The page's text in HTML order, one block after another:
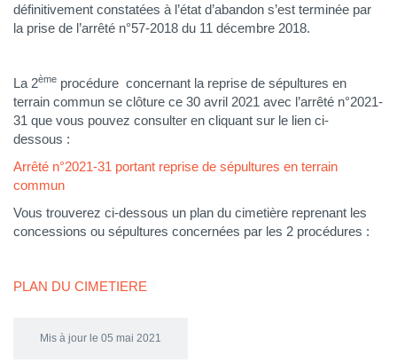
définitivement constatées à l’état d’abandon s’est terminée par
la prise de l’arrêté n°57-2018 du 11 décembre 2018.
La 2ème procédure concernant la reprise de sépultures en
terrain commun se clôture ce 30 avril 2021 avec l’arrêté n°2021-
31 que vous pouvez consulter en cliquant sur le lien ci-
dessous :
Arrêté n°2021-31 portant reprise de sépultures en terrain
commun
Vous trouverez ci-dessous un plan du cimetière reprenant les
concessions ou sépultures concernées par les 2 procédures :
PLAN DU CIMETIERE
Mis à jour le 05 mai 2021